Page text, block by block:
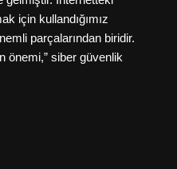
için kullandığımız
parçalarından biridir.
önemi,” siber güvenlik